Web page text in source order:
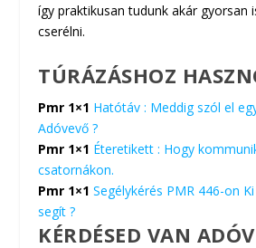
így praktikusan tudunk akár gyorsan
cserélni.
TÚRÁZÁSHOZ
Pmr 1×1 Hatótáv : Meddig szól el
Adóvevő ?
Pmr 1×1 Éteretikett : Hogy
csatornákon.
Pmr 1×1 Segélykérés PMR 446-on
segít ?
KÉRDÉSED VAN